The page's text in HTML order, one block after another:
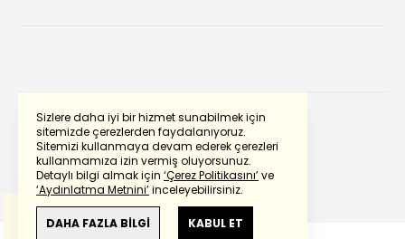
Sizlere daha iyi bir hizmet sunabilmek için
sitemizde çerezlerden faydalanıyoruz.
Sitemizi kullanmaya devam ederek çerezleri
kullanmamıza izin vermiş oluyorsunuz.
Detaylı bilgi almak için ‘Çerez Politikasını’ve
‘Aydınlatma Metnini’inceleyebilirsiniz.
DAHA FAZLA BİLGİ KABUL ET
Powered by Translate
Bu çevirideGoogle Transletekullanılmıştır.
Anlam ve çeviri hatalarından
haberturk.com